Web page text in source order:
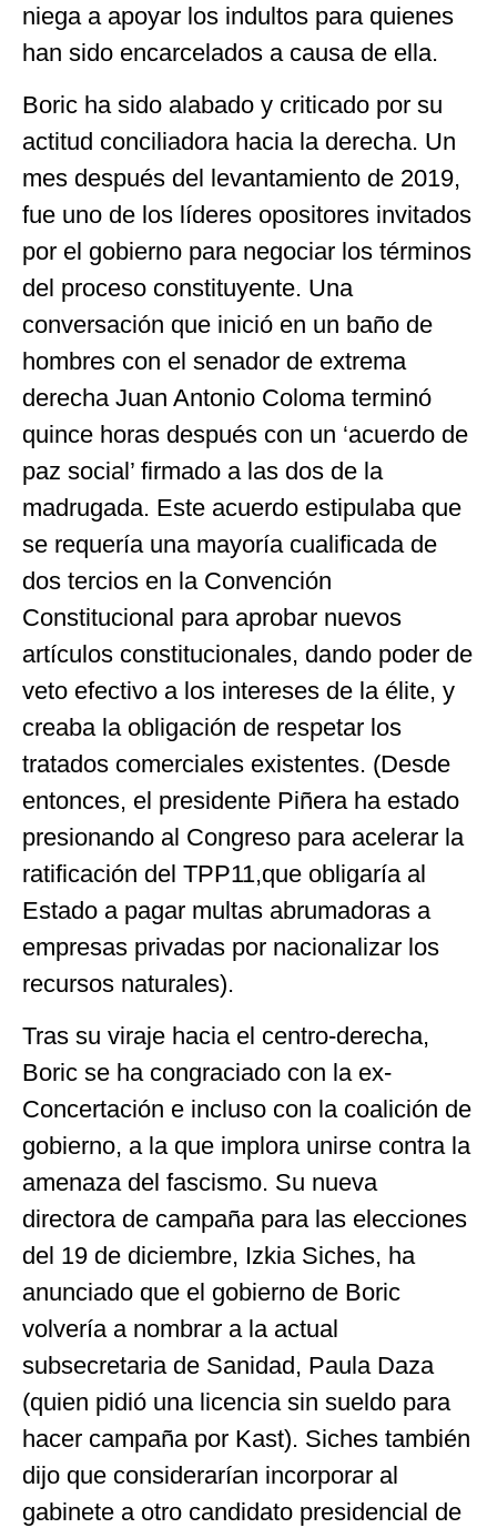
niega a apoyar los indultos para quienes
han sido encarcelados a causa de ella.
Boric ha sido alabado y criticado por su
actitud conciliadora hacia la derecha. Un
mes después del levantamiento de 2019,
fue uno de los líderes opositores invitados
por el gobierno para negociar los términos
del proceso constituyente. Una
conversación que inició en un baño de
hombres con el senador de extrema
derecha Juan Antonio Coloma terminó
quince horas después con un ‘acuerdo de
paz social’ firmado a las dos de la
madrugada. Este acuerdo estipulaba que
se requería una mayoría cualificada de
dos tercios en la Convención
Constitucional para aprobar nuevos
artículos constitucionales, dando poder de
veto efectivo a los intereses de la élite, y
creaba la obligación de respetar los
tratados comerciales existentes. (Desde
entonces, el presidente Piñera ha estado
presionando al Congreso para acelerar la
ratificación del TPP11,que obligaría al
Estado a pagar multas abrumadoras a
empresas privadas por nacionalizar los
recursos naturales).
Tras su viraje hacia el centro-derecha,
Boric se ha congraciado con la ex-
Concertación e incluso con la coalición de
gobierno, a la que implora unirse contra la
amenaza del fascismo. Su nueva
directora de campaña para las elecciones
del 19 de diciembre, Izkia Siches, ha
anunciado que el gobierno de Boric
volvería a nombrar a la actual
subsecretaria de Sanidad, Paula Daza
(quien pidió una licencia sin sueldo para
hacer campaña por Kast). Siches también
dijo que considerarían incorporar al
gabinete a otro candidato presidencial de